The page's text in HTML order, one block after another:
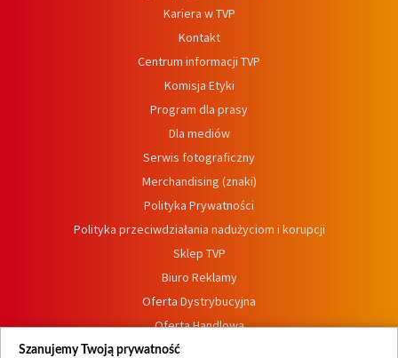
Kariera w TVP
Kontakt
Centrum informacji TVP
Komisja Etyki
Program dla prasy
Dla mediów
Serwis fotograficzny
Merchandising (znaki)
Polityka Prywatności
Polityka przeciwdziałania nadużyciom i korupcji
Sklep TVP
Biuro Reklamy
Oferta Dystrybucyjna
Oferta Handlowa
Dostępność
Szanujemy Twoją prywatność